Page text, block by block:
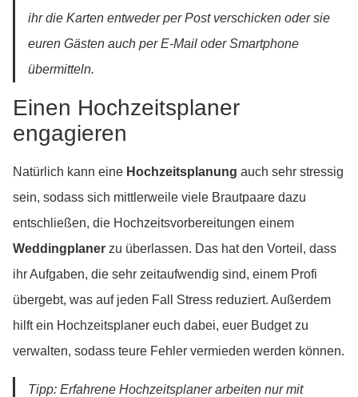
ihr die Karten entweder per Post verschicken oder sie
euren Gästen auch per E-Mail oder Smartphone
übermitteln.
Einen Hochzeitsplaner
engagieren
Natürlich kann eine Hochzeitsplanung auch sehr stressig
sein, sodass sich mittlerweile viele Brautpaare dazu
entschließen, die Hochzeitsvorbereitungen einem
Weddingplaner zu überlassen. Das hat den Vorteil, dass
ihr Aufgaben, die sehr zeitaufwendig sind, einem Profi
übergebt, was auf jeden Fall Stress reduziert. Außerdem
hilft ein Hochzeitsplaner euch dabei, euer Budget zu
verwalten, sodass teure Fehler vermieden werden können.
Tipp: Erfahrene Hochzeitsplaner arbeiten nur mit